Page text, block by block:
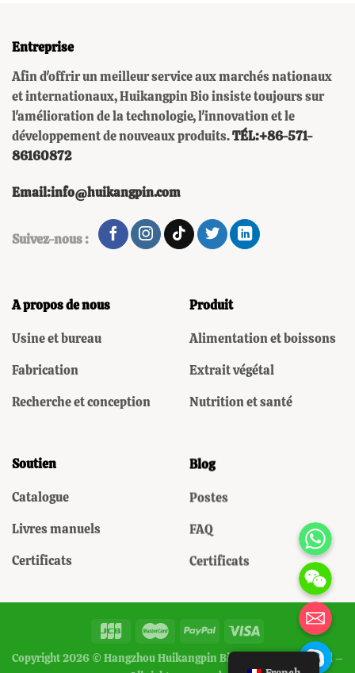
Entreprise
Afin d'offrir un meilleur service aux marchés nationaux
et internationaux, Huikangpin Bio insiste toujours sur
l'amélioration de la technologie, l'innovation et le
développement de nouveaux produits.TÉL:+86-571-
86160872
Email:info@huikangpin.com
Suivez-nous :
A propos de nous
Usine et bureau
Fabrication
Recherche et conception
Produit
Alimentation et boissons
Extrait végétal
Nutrition et santé
Soutien
Catalogue
Livres manuels
Certificats
Blog
Postes
FAQ
Certificats
Copyright 2026 © Hangzhou Huikangpin Biotechnology Co., Ltd –
WeChat:
电子邮箱地址
Skype